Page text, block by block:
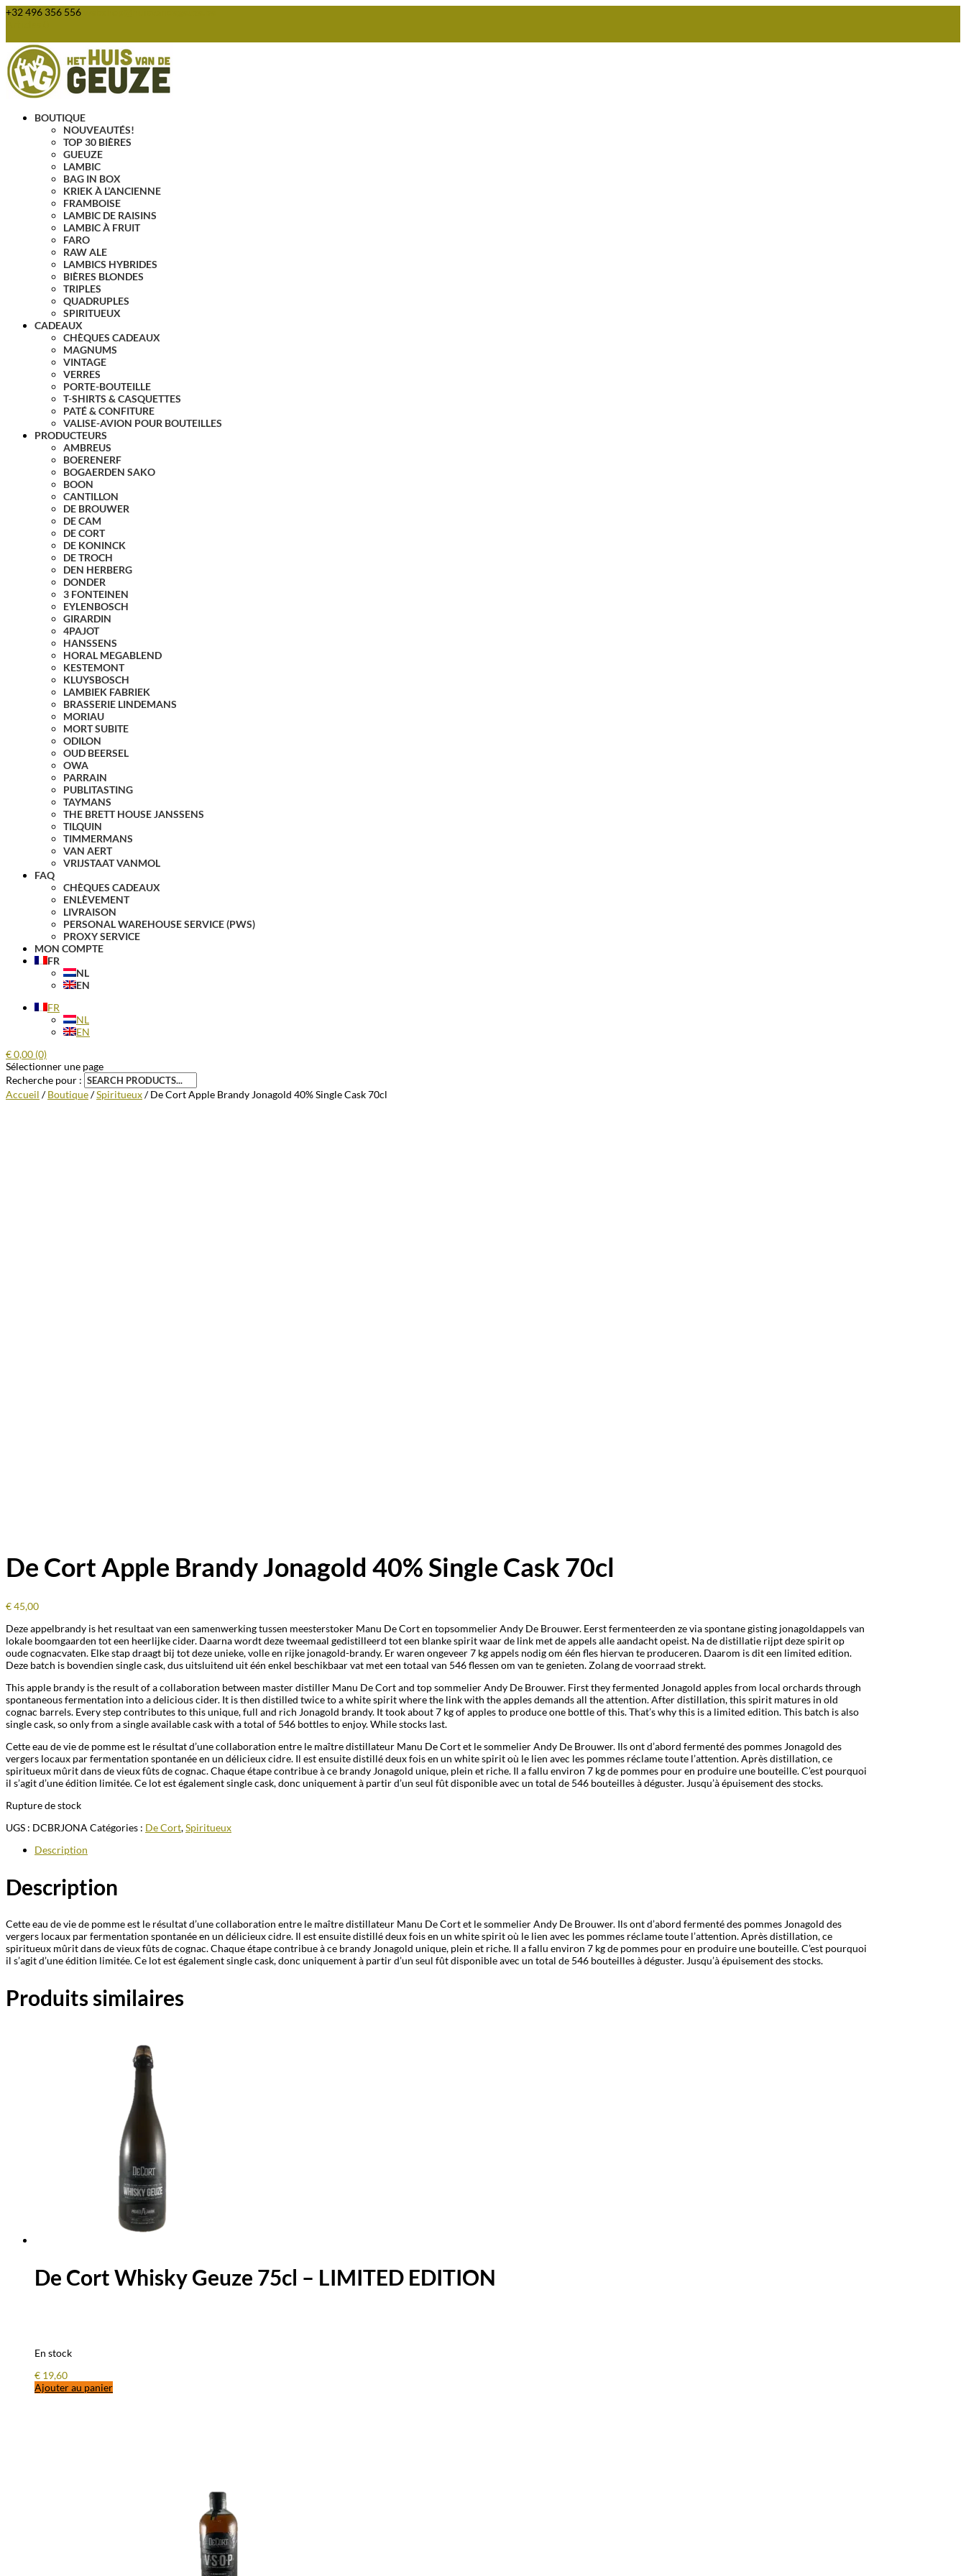
+32 496 356 556
BOUTIQUE
NOUVEAUTÉS!
TOP 30 BIÈRES
GUEUZE
LAMBIC
BAG IN BOX
KRIEK À L’ANCIENNE
FRAMBOISE
LAMBIC DE RAISINS
LAMBIC À FRUIT
FARO
RAW ALE
LAMBICS HYBRIDES
BIÈRES BLONDES
TRIPLES
QUADRUPLES
SPIRITUEUX
CADEAUX
CHÈQUES CADEAUX
MAGNUMS
VINTAGE
VERRES
PORTE-BOUTEILLE
T-SHIRTS & CASQUETTES
PATÉ & CONFITURE
VALISE-AVION POUR BOUTEILLES
PRODUCTEURS
AMBREUS
BOERENERF
BOGAERDEN SAKO
BOON
CANTILLON
DE BROUWER
DE CAM
DE CORT
DE KONINCK
DE TROCH
DEN HERBERG
DONDER
3 FONTEINEN
EYLENBOSCH
GIRARDIN
4PAJOT
HANSSENS
HORAL MEGABLEND
KESTEMONT
KLUYSBOSCH
LAMBIEK FABRIEK
BRASSERIE LINDEMANS
MORIAU
MORT SUBITE
ODILON
OUD BEERSEL
OWA
PARRAIN
PUBLITASTING
TAYMANS
THE BRETT HOUSE JANSSENS
TILQUIN
TIMMERMANS
VAN AERT
VRIJSTAAT VANMOL
FAQ
CHÈQUES CADEAUX
ENLÈVEMENT
LIVRAISON
PERSONAL WAREHOUSE SERVICE (PWS)
PROXY SERVICE
MON COMPTE
FR
NL
EN
FR
NL
EN
€0,00 (0)
Sélectionner une page
Recherche pour :
Accueil /Boutique/Spiritueux/ De Cort Apple Brandy Jonagold 40% Single Cask 70cl
De Cort Apple Brandy Jonagold 40% Single Cask 70cl
€45,00
Deze appelbrandy is het resultaat van een samenwerking tussen meesterstoker Manu De Cort en topsommelier Andy De Brouwer. Eerst fermenteerden ze via spontane gisting jonagoldappels van
lokale boomgaarden tot een heerlijke cider. Daarna wordt deze tweemaal gedistilleerd tot een blanke spirit waar de link met de appels alle aandacht opeist. Na de distillatie rijpt deze spirit op
oude cognacvaten. Elke stap draagt bij tot deze unieke, volle en rijke jonagold-brandy. Er waren ongeveer 7 kg appels nodig om één fles hiervan te produceren. Daarom is dit een limited edition.
Deze batch is bovendien single cask, dus uitsluitend uit één enkel beschikbaar vat met een totaal van 546 flessen om van te genieten. Zolang de voorraad strekt.
This apple brandy is the result of a collaboration between master distiller Manu De Cort and top sommelier Andy De Brouwer. First they fermented Jonagold apples from local orchards through
spontaneous fermentation into a delicious cider. It is then distilled twice to a white spirit where the link with the apples demands all the attention. After distillation, this spirit matures in old
cognac barrels. Every step contributes to this unique, full and rich Jonagold brandy. It took about 7 kg of apples to produce one bottle of this. That’s why this is a limited edition. This batch is also
single cask, so only from a single available cask with a total of 546 bottles to enjoy. While stocks last.
Cette eau de vie de pomme est le résultat d’une collaboration entre le maître distillateur Manu De Cort et le sommelier Andy De Brouwer. Ils ont d’abord fermenté des pommes Jonagold des
vergers locaux par fermentation spontanée en un délicieux cidre. Il est ensuite distillé deux fois en un white spirit où le lien avec les pommes réclame toute l’attention. Après distillation, ce
spiritueux mûrit dans de vieux fûts de cognac. Chaque étape contribue à ce brandy Jonagold unique, plein et riche. Il a fallu environ 7 kg de pommes pour en produire une bouteille. C’est pourquoi
il s’agit d’une édition limitée. Ce lot est également single cask, donc uniquement à partir d’un seul fût disponible avec un total de 546 bouteilles à déguster. Jusqu’à épuisement des stocks.
Rupture de stock
UGS : DCBRJONA Catégories : De Cort,Spiritueux
Description
Description
Cette eau de vie de pomme est le résultat d’une collaboration entre le maître distillateur Manu De Cort et le sommelier Andy De Brouwer. Ils ont d’abord fermenté des pommes Jonagold des
vergers locaux par fermentation spontanée en un délicieux cidre. Il est ensuite distillé deux fois en un white spirit où le lien avec les pommes réclame toute l’attention. Après distillation, ce
spiritueux mûrit dans de vieux fûts de cognac. Chaque étape contribue à ce brandy Jonagold unique, plein et riche. Il a fallu environ 7 kg de pommes pour en produire une bouteille. C’est pourquoi
il s’agit d’une édition limitée. Ce lot est également single cask, donc uniquement à partir d’un seul fût disponible avec un total de 546 bouteilles à déguster. Jusqu’à épuisement des stocks.
Produits similaires
De Cort Whisky Geuze 75cl – LIMITED EDITION
En stock
€ 19,60
Ajouter au panier